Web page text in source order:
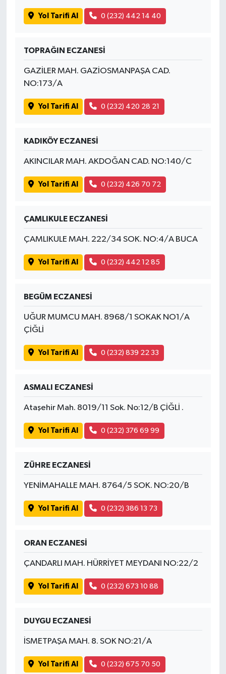
Yol Tarifi Al 0 (232) 442 14 40
TOPRAĞIN ECZANESİ
GAZİLER MAH. GAZİOSMANPAŞA CAD.
NO:173/A
Yol Tarifi Al 0 (232) 420 28 21
KADIKÖY ECZANESİ
AKINCILAR MAH. AKDOĞAN CAD. NO:140/C
Yol Tarifi Al 0 (232) 426 70 72
ÇAMLIKULE ECZANESİ
ÇAMLIKULE MAH. 222/34 SOK. NO:4/A BUCA
Yol Tarifi Al 0 (232) 442 12 85
BEGÜM ECZANESİ
UĞUR MUMCU MAH. 8968/1 SOKAK NO1/A
ÇİĞLİ
Yol Tarifi Al 0 (232) 839 22 33
ASMALI ECZANESİ
Ataşehir Mah. 8019/11 Sok. No:12/B ÇİĞLİ .
Yol Tarifi Al 0 (232) 376 69 99
ZÜHRE ECZANESİ
YENİMAHALLE MAH. 8764/5 SOK. NO:20/B
Yol Tarifi Al 0 (232) 386 13 73
ORAN ECZANESİ
ÇANDARLI MAH. HÜRRİYET MEYDANI NO:22/2
Yol Tarifi Al 0 (232) 673 10 88
DUYGU ECZANESİ
İSMETPAŞA MAH. 8. SOK NO:21/A
Yol Tarifi Al 0 (232) 675 70 50